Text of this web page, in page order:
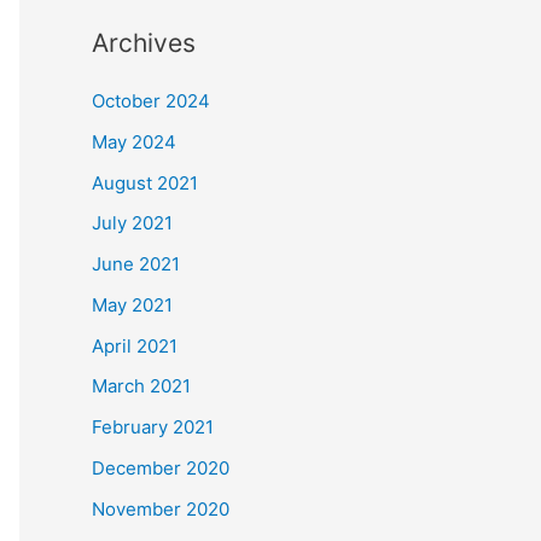
Archives
October 2024
May 2024
August 2021
July 2021
June 2021
May 2021
April 2021
March 2021
February 2021
December 2020
November 2020